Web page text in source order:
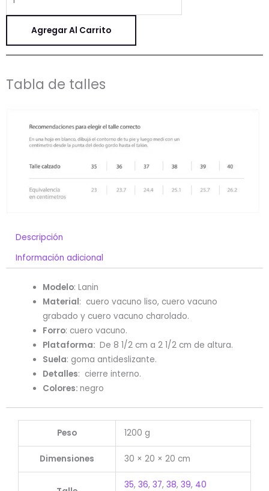
Agregar Al Carrito
Tabla de talles
Descripción
Información adicional
Modelo: Lanin
Material: cuero vacuno liso, cuero vacuno
grabado y cuero vacuno charolado.
Forro: cuero vacuno.
Plataforma: De 8 1/2 cm a 2 1/2 cm de altura.
Suela: goma antideslizante.
Detalles: cierre interno.
Colores:negro
Peso 1200 g
Dimensiones 30 × 20 × 20 cm
35, 36, 37, 38, 39, 40